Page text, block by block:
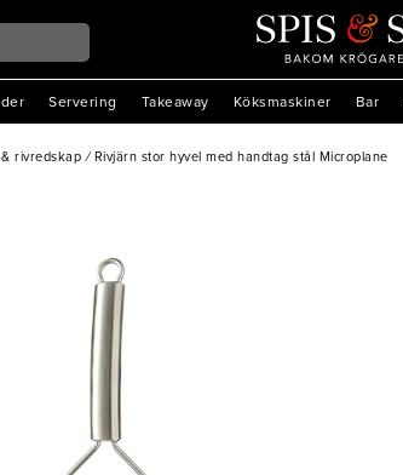
Servering Takeaway Köksmaskiner Bar
rivredskap / Rivjärn stor hyvel med handtag stål Microplane